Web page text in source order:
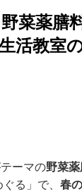
菜薬膳
活教室
ーマの野菜
る」で、 春